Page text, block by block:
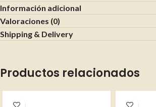
Información adicional
Valoraciones (0)
Shipping & Delivery
Productos relacionados